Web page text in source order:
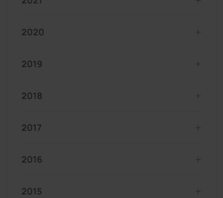
2020
2019
2018
2017
2016
2015